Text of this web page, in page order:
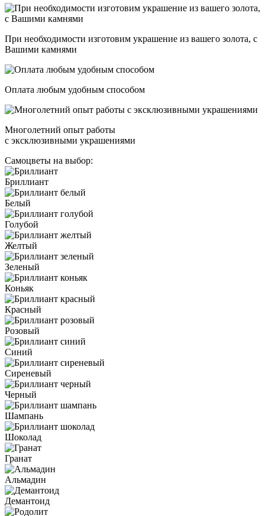
При необходимости изготовим украшение из вашего золота, с
Вашими камнями
Оплата любым удобным способом
Многолетний опыт работы
с эксклюзивными украшениями
Самоцветы на выбор:
Бриллиант
Белый
Голубой
Желтый
Зеленый
Коньяк
Красный
Розовый
Синий
Сиреневый
Черный
Шампань
Шоколад
Гранат
Альмадин
Демантоид